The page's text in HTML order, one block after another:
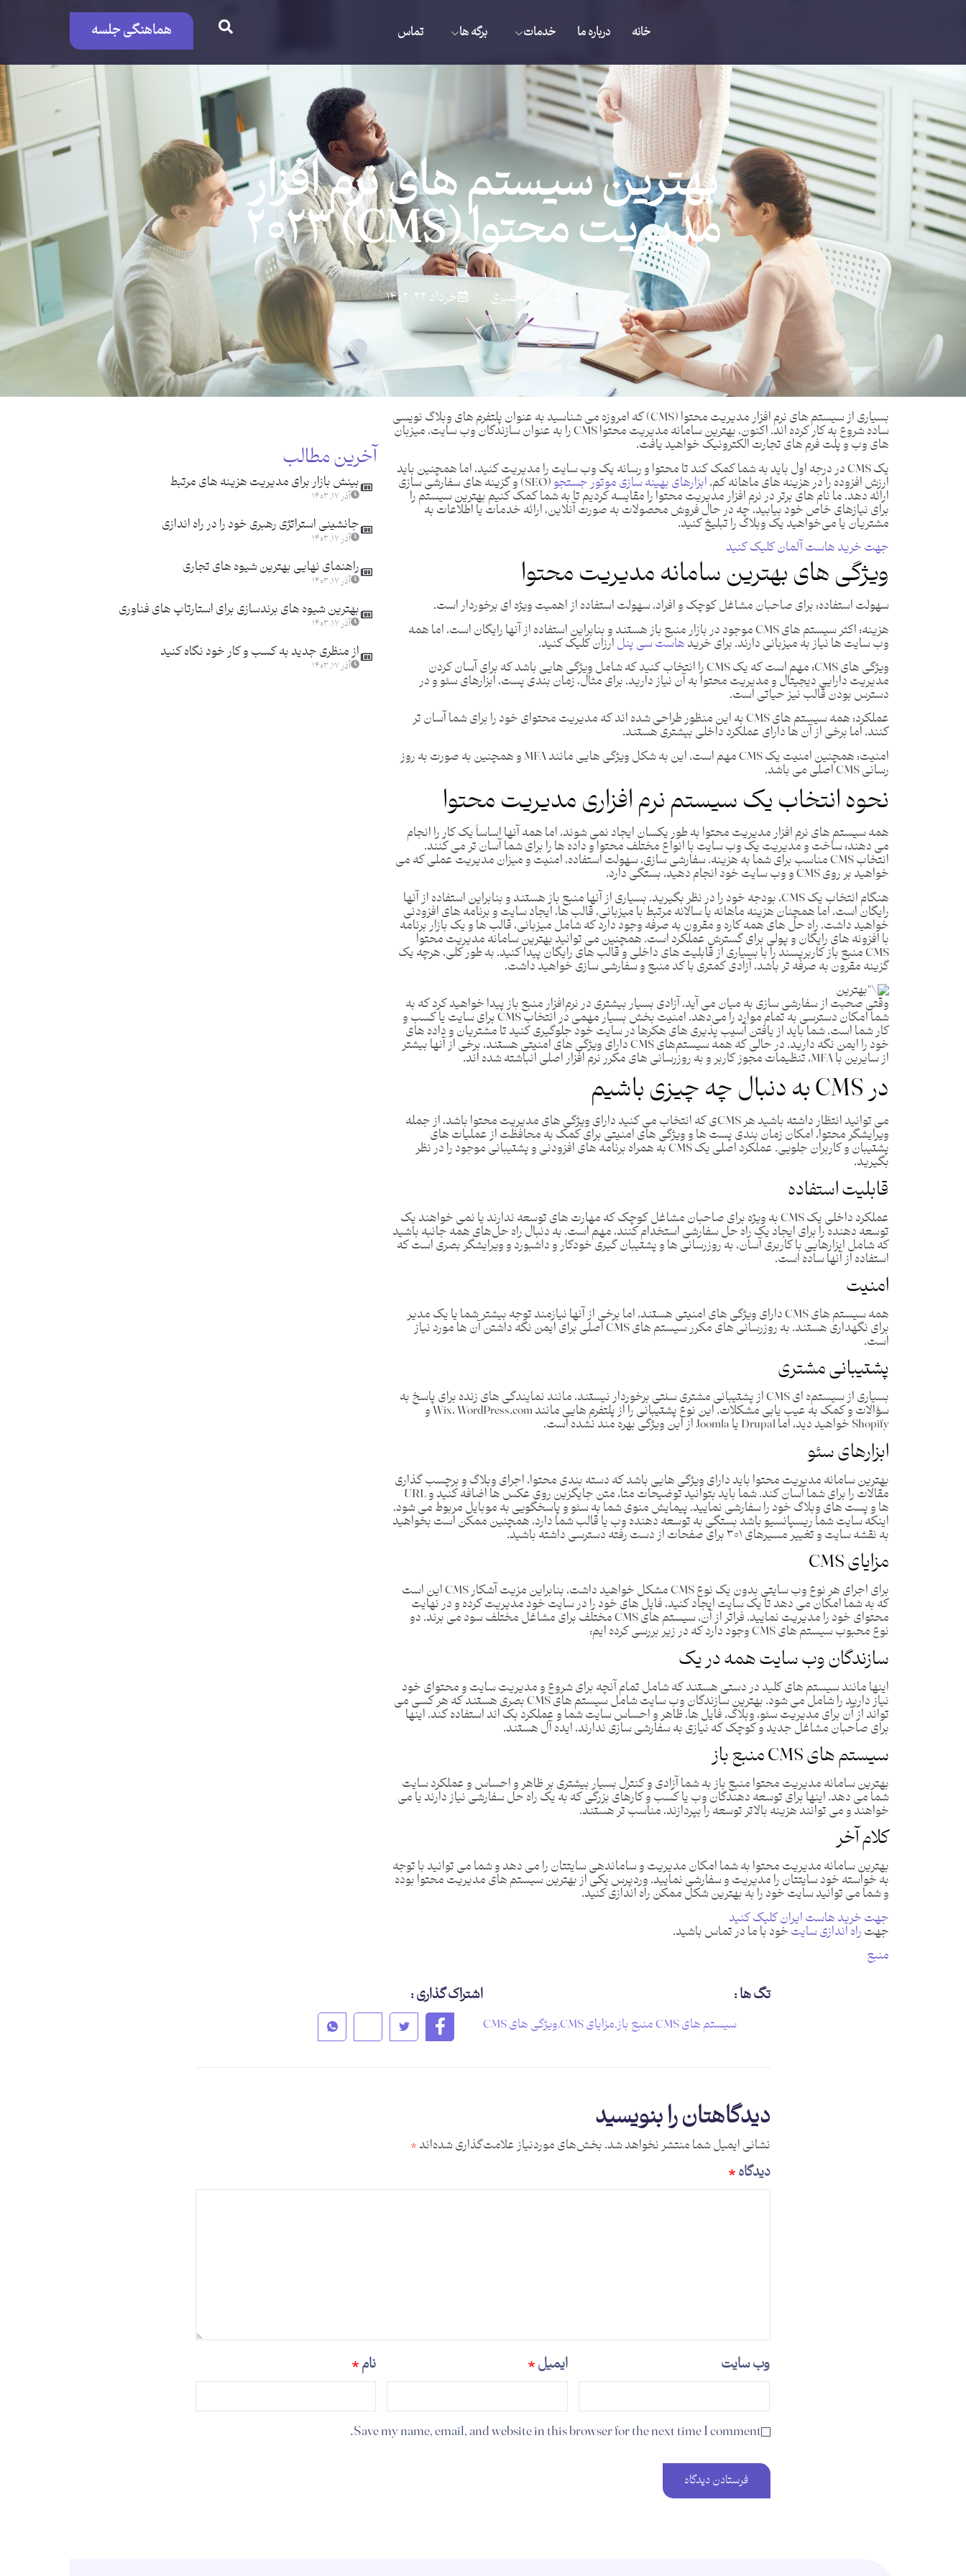
خانه درباره ما خدمات برگه ها تماس هماهنگی جلسه
بهترین سیستم های نرم افزار
مدیریت محتوا (CMS) 2023
پریا اصبری خرداد ۲۲, ۱۴۰۲
بسیاری از سیستم های نرم افزار مدیریت محتوا (CMS) که امروزه می شناسید به عنوان پلتفرم های وبلاگ نویسی
ساده شروع به کار کرده اند. اکنون، بهترین سامانه مدیریت محتوا CMS را به عنوان سازندگان وب سایت، میزبان
های وب و پلت فرم های تجارت الکترونیک خواهید یافت.
یک CMS در درجه اول باید به شما کمک کند تا محتوا و رسانه یک وب سایت را مدیریت کنید، اما همچنین باید
ارزش افزوده را در هزینه های ماهانه کم،ابزارهای بهینه سازی موتور جستجو (SEO) و گزینه های سفارشی سازی
ارائه دهد. ما نام ‌های برتر در نرم‌ افزار مدیریت محتوا را مقایسه کردیم تا به شما کمک کنیم بهترین سیستم را
برای نیازهای خاص خود بیابید، چه در حال فروش محصولات به صورت آنلاین، ارائه خدمات یا اطلاعات به
مشتریان یا می‌خواهید یک وبلاگ را تبلیغ کنید.
جهت خرید هاست آلمان کلیک کنید
ویژگی های بهترین سامانه مدیریت محتوا
سهولت استفاده:برای صاحبان مشاغل کوچک و افراد، سهولت استفاده از اهمیت ویژه ای برخوردار است.
هزینه
: اکثر سیستم های CMS موجود در بازار منبع باز هستند و بنابراین استفاده از آنها رایگان است، اما همه
وب سایت ها نیاز به میزبانی دارند. برای خریدهاست سی پنلارزانکلیک کنید.
ویژگی هایCMS
: مهم است که یک CMS را انتخاب کنید که شامل ویژگی هایی باشد که برای آسان کردن
مدیریت دارایی دیجیتال و مدیریت محتوا به آن نیاز دارید. برای مثال، زمان ‌بندی پست، ابزارهای سئو و در
دسترس بودن قالب نیز حیاتی است.
عملکرد:
همه سیستم‌ های CMS به این منظور طراحی شده ‌اند که مدیریت محتوای خود را برای شما آسان ‌تر
کنند، اما برخی از آن ‌ها دارای عملکرد داخلی بیشتری هستند.
امنیت:
همچنین امنیت یک CMS مهم است، این به شکل ویژگی هایی مانند MFA و همچنین به صورت به روز
رسانی CMS اصلی می باشد.
نحوه انتخاب یک سیستم نرم افزاری مدیریت محتوا
همه سیستم‌ های نرم ‌افزار مدیریت محتوا به طور یکسان ایجاد نمی ‌شوند، اما همه آنها اساساً یک کار را انجام
می ‌دهند: ساخت و مدیریت یک وب‌ سایت با انواع مختلف محتوا و داده ‌ها را برای شما آسان‌ تر می‌ کنند.
انتخاب CMS مناسب برای شما به هزینه، سفارشی سازی، سهولت استفاده، امنیت و میزان مدیریت عملی که می
خواهید بر روی CMS و وب سایت خود انجام دهید، بستگی دارد.
هنگام انتخاب یک CMS، بودجه خود را در نظر بگیرید. بسیاری از آنها منبع باز هستند و بنابراین استفاده از آنها
رایگان است، اما همچنان هزینه ماهانه یا سالانه مرتبط با میزبانی، قالب ها، ایجاد سایت و برنامه های افزودنی
خواهید داشت. راه حل های همه کاره و مقرون به صرفه وجود دارد که شامل میزبانی، قالب ها و یک بازار برنامه
با افزونه های رایگان و پولی برای گسترش عملکرد است. همچنین می‌ توانید بهترین سامانه مدیریت محتوا
CMS منبع باز کاربرپسند را با بسیاری از قابلیت‌ های داخلی و قالب ‌های رایگان پیدا کنید. به طور کلی، هرچه یک
گزینه مقرون به صرفه تر باشد، آزادی کمتری با کد منبع و سفارشی سازی خواهید داشت.
وقتی صحبت از سفارشی ‌سازی به میان می ‌آید، آزادی بسیار بیشتری در نرم‌افزار منبع باز پیدا خواهید کرد که به
شما امکان دسترسی به تمام موارد را می‌دهد. امنیت بخش بسیار مهمی در انتخاب CMS برای سایت یا کسب و
کار شما است. شما باید از یافتن آسیب پذیری های هکرها در سایت خود جلوگیری کنید تا مشتریان و داده های
خود را ایمن نگه دارید. در حالی که همه سیستم‌های CMS دارای ویژگی‌ های امنیتی هستند، برخی از آنها بیشتر
از سایرین با MFA، تنظیمات مجوز کاربر و به‌ روزرسانی ‌های مکرر نرم ‌افزار اصلی انباشته شده ‌اند.
در CMS به دنبال چه چیزی باشیم
می ‌توانید انتظار داشته باشید هر CMSی که انتخاب می ‌کنید دارای ویژگی ‌های مدیریت محتوا باشد، از جمله
ویرایشگر محتوا، امکان زمان ‌بندی پست‌ ها و ویژگی‌ های امنیتی برای کمک به محافظت از عملیات‌ های
پشتیبان و کاربران جلویی. عملکرد اصلی یک CMS به همراه برنامه های افزودنی و پشتیبانی موجود را در نظر
بگیرید.
قابلیت استفاده
عملکرد داخلی یک CMS به ویژه برای صاحبان مشاغل کوچک که مهارت های توسعه ندارند یا نمی خواهند یک
توسعه دهنده را برای ایجاد یک راه حل سفارشی استخدام کنند، مهم است. به دنبال راه‌ حل‌های همه‌ جانبه باشید
که شامل ابزارهایی با کاربری آسان، به‌ روزرسانی‌ ها و پشتیبان ‌گیری خودکار و داشبورد و ویرایشگر بصری است که
استفاده از آنها ساده است.
امنیت
همه سیستم‌ های CMS دارای ویژگی ‌های امنیتی هستند، اما برخی از آنها نیازمند توجه بیشتر شما یا یک مدیر
برای نگهداری هستند. به ‌روزرسانی ‌های مکرر سیستم ‌های CMS اصلی برای ایمن نگه داشتن آن ‌ها مورد نیاز
است.
پشتیبانی مشتری
بسیاری از سیستم‌ه ای CMS از پشتیبانی مشتری سنتی برخوردار نیستند، مانند نمایندگی‌ های زنده برای پاسخ به
سؤالات و کمک به عیب ‌یابی مشکلات. این نوع پشتیبانی را از پلتفرم هایی مانند Wix، WordPress.com و
Shopify خواهید دید، اما Drupal یا Joomla از این ویژگی بهره مند نشده است.
ابزارهای سئو
بهترین سامانه مدیریت محتوا باید دارای ویژگی هایی باشد که دسته بندی محتوا، اجرای وبلاگ و برچسب گذاری
مقالات را برای شما آسان کند. شما باید بتوانید توضیحات متا، متن جایگزین روی عکس ها اضافه کنید و URL
ها و پست های وبلاگ خود را سفارشی نمایید. پیمایش منوی شما به سئو و پاسخگویی به موبایل مربوط می شود.
اینکه سایت شما ریسپانسیو باشد بستگی به توسعه دهنده وب یا قالب شما دارد، همچنین ممکن است بخواهید
به نقشه سایت و تغییر مسیرهای ۳۰۱ برای صفحات از دست رفته دسترسی داشته باشید.
مزایای CMS
برای اجرای هر نوع وب سایتی بدون یک نوع CMS مشکل خواهید داشت، بنابراین مزیت آشکار CMS این است
که به شما امکان می دهد تا یک سایت ایجاد کنید، فایل های خود را در سایت خود مدیریت کرده و در نهایت
محتوای خود را مدیریت نمایید. فراتر از آن، سیستم های CMS مختلف برای مشاغل مختلف سود می برند. دو
نوع محبوب سیستم های CMS وجود دارد که در زیر بررسی کرده ایم:
سازندگان وب سایت همه در یک
اینها مانند سیستم های کلید در دستی هستند که شامل تمام آنچه برای شروع و مدیریت سایت و محتوای خود
نیاز دارید را شامل می شود. بهترین سازندگان وب‌ سایت شامل سیستم‌ های CMS بصری هستند که هر کسی می‌
تواند از آن برای مدیریت سئو، وبلاگ، فایل ‌ها، ظاهر و احساس سایت شما و عملکرد بک ‌اند استفاده کند. اینها
برای صاحبان مشاغل جدید و کوچک که نیازی به سفارشی سازی ندارند، ایده آل هستند.
سیستم های CMS منبع باز
بهترین سامانه مدیریت محتوا منبع باز به شما آزادی و کنترل بسیار بیشتری بر ظاهر و احساس و عملکرد سایت
شما می دهد. اینها برای توسعه دهندگان وب یا کسب و کارهای بزرگی که به یک راه حل سفارشی نیاز دارند یا می
خواهند و می توانند هزینه بالاتر توسعه را بپردازند، مناسب تر هستند.
کلام آخر
بهترین سامانه مدیریت محتوا به شما امکان مدیریت و ساماندهی سایتتان را می دهد و شما می توانید با توجه
به خواسته خود سایتتان را مدیریت و سفارشی نمایید. وردپرس یکی از بهترین سیستم های مدیریت محتوا بوده
و شما می توانید سایت خود را به بهترین شکل ممکن راه اندازی کنید.
جهت خرید هاست ایران کلیک کنید
جهتراه اندازی سایتخود با ما در تماس باشید.
منبع
آخرین مطالب
بینش بازار برای مدیریت هزینه های مرتبط
آذر ۱۷, ۱۴۰۳
جانشینی استراتژی رهبری خود را در راه اندازی
آذر ۱۷, ۱۴۰۳
راهنمای نهایی بهترین شیوه های تجاری
آذر ۱۷, ۱۴۰۳
بهترین شیوه های برندسازی برای استارتاپ های فناوری
آذر ۱۷, ۱۴۰۳
از منظری جدید به کسب و کار خود نگاه کنید
آذر ۱۷, ۱۴۰۳
تگ ها :
سیستم های CMS منبع باز ,مزایای CMS ,ویژگی های CMS
اشتراک گذاری :
دیدگاهتان را بنویسید
نشانی ایمیل شما منتشر نخواهد شد.بخش‌های موردنیاز علامت‌گذاری شده‌اند*
دیدگاه*
نام* ایمیل* وب‌ سایت
Save my name, email, and website in this browser for the next time I comment.